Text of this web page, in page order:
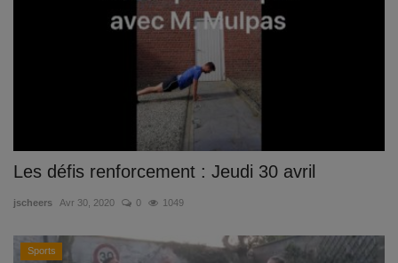
Les défis renforcement : Jeudi 30 avril
jscheers Avr 30, 2020 0 1049
Sports